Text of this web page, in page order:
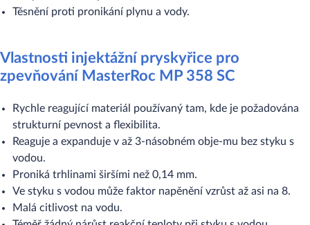
Těsnění proti pronikání plynu a vody.
Vlastnosti injektážní pryskyřice pro
zpevňování MasterRoc MP 358 SC
Rychle reagující materiál používaný tam, kde je požadována
strukturní pevnost a flexibilita.
Reaguje a expanduje v až 3-násobném obje-mu bez styku s
vodou.
Proniká trhlinami širšími než 0,14 mm.
Ve styku s vodou může faktor napěnění vzrůst až asi na 8.
Malá citlivost na vodu.